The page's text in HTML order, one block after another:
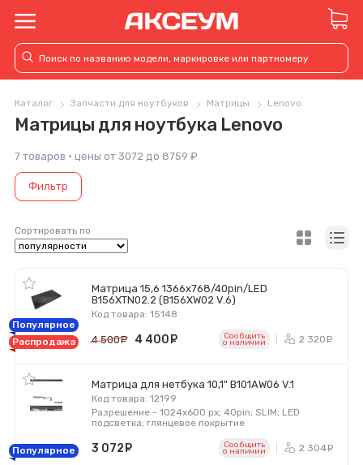
Каталог Запчасти для ноутбуков Матрицы Lenovo
Матрицы для ноутбука Lenovo
7 товаров · цены от 3072 до 8759 ₽
Фильтр
Сортировать по
Матрица 15,6 1366x768/40pin/LED
B156XTN02.2 (B156XW02 V.6)
Код товара: 15148
Популярное
Распродажа
4 500 руб.
4 400 руб.Сообщить
o наличии 2 320
Матрица для нетбука 10,1" B101AW06 V.1
Код товара: 12199
Разрешение - 1024x600 px; 40pin; SLIM; LED
подсветка; глянцевое покрытие
Популярное 3 072 Сообщить
o наличии 2 304